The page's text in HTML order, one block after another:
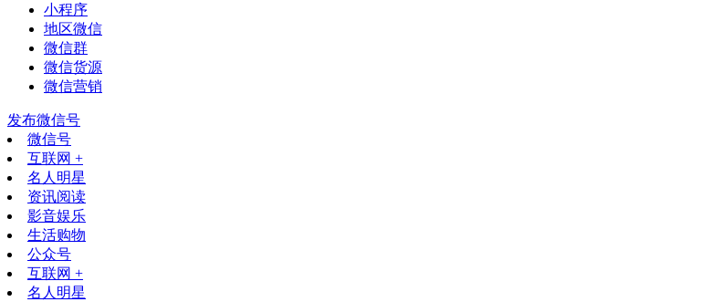
小程序
地区微信
微信群
微信货源
微信营销
发布微信号
微信号
互联网 +
名人明星
资讯阅读
影音娱乐
生活购物
公众号
互联网 +
名人明星